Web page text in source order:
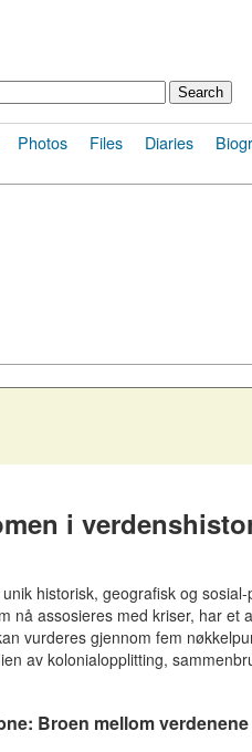
Photos Files Diaries
i
historisk, geografisk og
nå assosieres med kriser, har
vurderes gjennom fem
av kolonialopplitting,
Broen mellom verdenene